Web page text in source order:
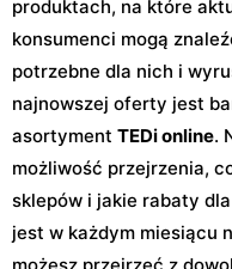
produktach, na które
konsumenci mogą
potrzebne dla nich i
najnowszej oferty jest
asortyment TEDi online.
możliwość przejrzenia,
sklepów i jakie rabaty
jest w każdym miesiącu